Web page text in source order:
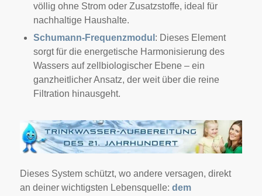
völlig ohne Strom oder Zusatzstoffe, ideal für
nachhaltige Haushalte.
Schumann-Frequenzmodul : Dieses Element
sorgt für die energetische Harmonisierung des
Wassers auf zellbiologischer Ebene – ein
ganzheitlicher Ansatz, der weit über die reine
Filtration hinausgeht.
Dieses System schützt, wo andere versagen, direkt
an deiner wichtigsten Lebensquelle: dem